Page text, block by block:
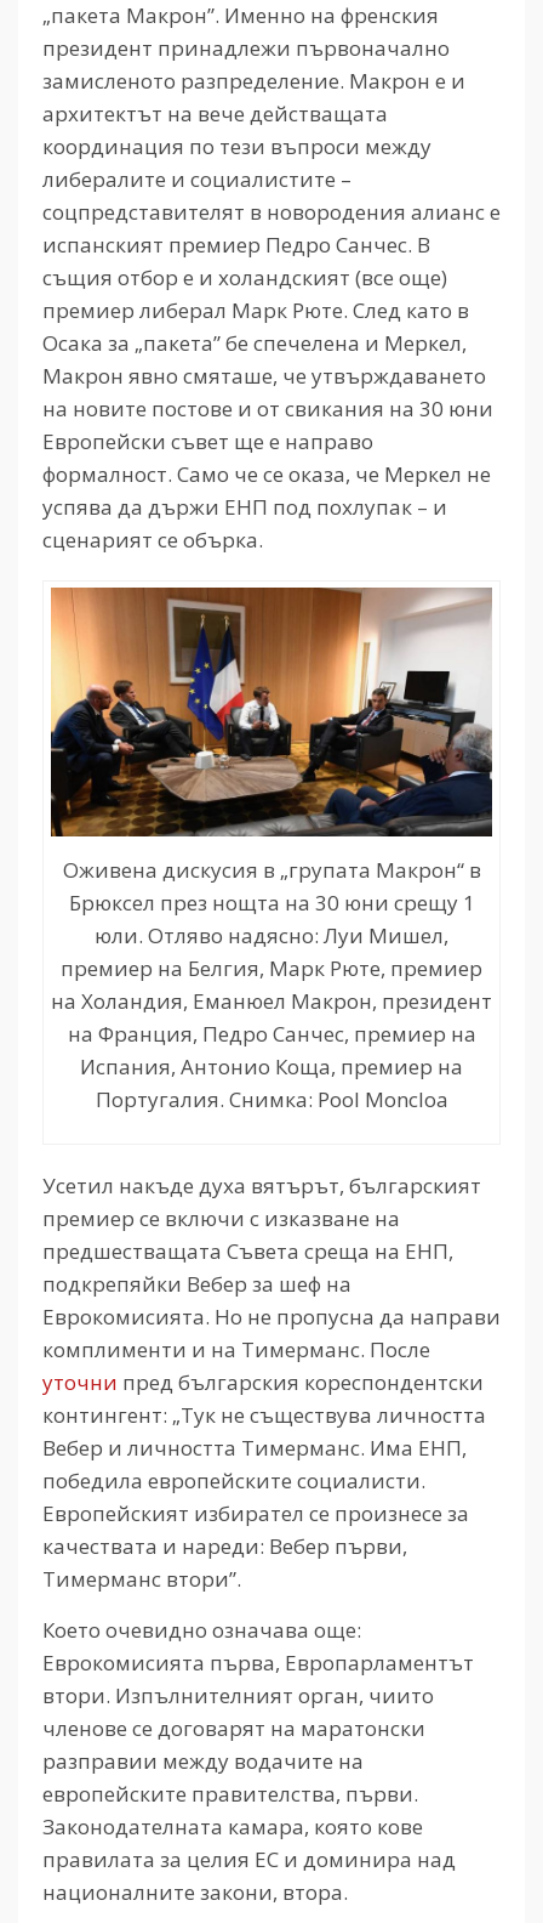
„пакета Макрон”. Именно на френския
президент принадлежи първоначално
замисленото разпределение. Макрон е и
архитектът на вече действащата
координация по тези въпроси между
либералите и социалистите –
соцпредставителят в новородения алианс е
испанският премиер Педро Санчес. В
същия отбор е и холандският (все още)
премиер либерал Марк Рюте. След като в
Осака за „пакета” бе спечелена и Меркел,
Макрон явно смяташе, че утвърждаването
на новите постове и от свикания на 30 юни
Европейски съвет ще е направо
формалност. Само че се оказа, че Меркел не
успява да държи ЕНП под похлупак – и
сценарият се обърка.
Оживена дискусия в „групата Макрон“ в
Брюксел през нощта на 30 юни срещу 1
юли. Отляво надясно: Луи Мишел,
премиер на Белгия, Марк Рюте, премиер
на Холандия, Еманюел Макрон, президент
на Франция, Педро Санчес, премиер на
Испания, Антонио Коща, премиер на
Португалия. Снимка: Pool Moncloa
Усетил накъде духа вятърът, българският
премиер се включи с изказване на
предшестващата Съвета среща на ЕНП,
подкрепяйки Вебер за шеф на
Еврокомисията. Но не пропусна да направи
комплименти и на Тимерманс. После
уточни пред българския кореспондентски
контингент: „Тук не съществува личността
Вебер и личността Тимерманс. Има ЕНП,
победила европейските социалисти.
Европейският избирател се произнесе за
качествата и нареди: Вебер първи,
Тимерманс втори”.
Което очевидно означава още:
Еврокомисията първа, Европарламентът
втори. Изпълнителният орган, чиито
членове се договарят на маратонски
разправии между водачите на
европейските правителства, първи.
Законодателната камара, която кове
правилата за целия ЕС и доминира над
националните закони, втора.